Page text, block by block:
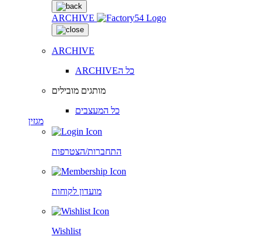
ARCHIVE
ARCHIVE
ARCHIVEכל ה
מותגים מובילים
כל המעצבים
מגזין
התחברות/הצטרפות
מועדון לקוחות
Wishlist